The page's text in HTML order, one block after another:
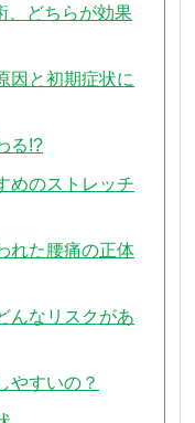
、どちらが効果
因と初期症状に
る!?
めのストレッチ
れた腰痛の正体
んなリスクがあ
やすいの？